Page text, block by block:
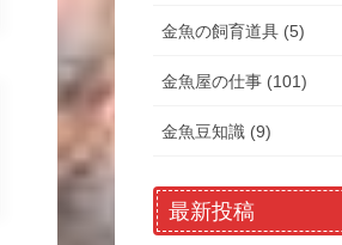
金魚の飼育道具 (5)
金魚屋の仕事 (101)
金魚豆知識 (9)
最新投稿